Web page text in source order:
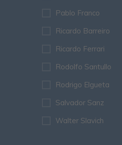
Pablo Franco
Ricardo Barreiro
Ricardo Ferrari
Rodolfo Santullo
Rodrigo Elgueta
Salvador Sanz
Walter Slavich